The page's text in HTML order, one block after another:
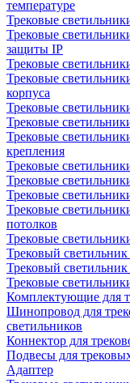
температуре
Трековые
Трековые
защиты IP
Трековые
Трековые
корпуса
Трековые
Трековые
Трековые
крепления
Трековые
Трековые
Трековые
Трековые
потолков
Трековые
Трековый
Трековый
Трековые
Комплектующие для
Шинопровод для
светильников
Коннектор для
Подвесы для
Адаптер